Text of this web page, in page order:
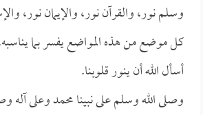
وسلم نور، والقرآن نور، والإيمان نور،
كل موضع من هذه المواضع يفسر بما
أسأل الله أن ينور قلوبنا.
وصلى الله وسلم على نبينا محمد وعلى آله